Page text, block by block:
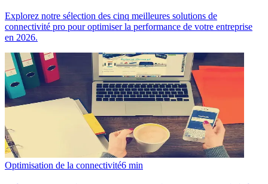
Explorez notre sélection des cinq meilleures solutions de
connectivité pro pour optimiser la performance de votre entreprise
en 2026.
Optimisation de la connectivité6 min